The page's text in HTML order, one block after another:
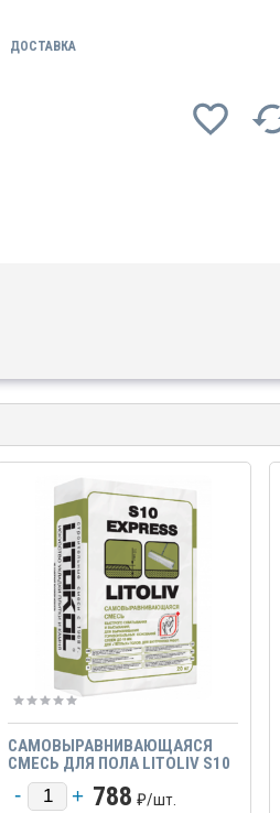
ДОСТАВКА
САМОВЫРАВНИВАЮЩАЯСЯ
СМЕСЬ ДЛЯ ПОЛА LITOLIV S10
EXPRESS 20КГ788 ₽/шт.